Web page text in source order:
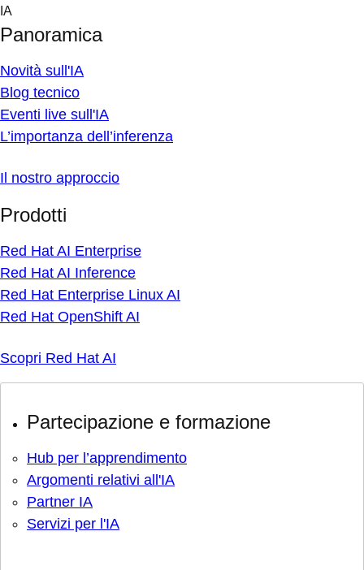
Skip
content
IA
Panoramica
Novità sull'IA
Blog tecnico
Eventi live sull'IA
L’importanza dell’inferenza
Il nostro approccio
Prodotti
Red Hat AI Enterprise
Red Hat AI Inference
Red Hat Enterprise Linux AI
Red Hat OpenShift AI
Scopri Red Hat AI
Partecipazione e formazione
Hub per l’apprendimento
Argomenti relativi all'IA
Partner IA
Servizi per l'IA